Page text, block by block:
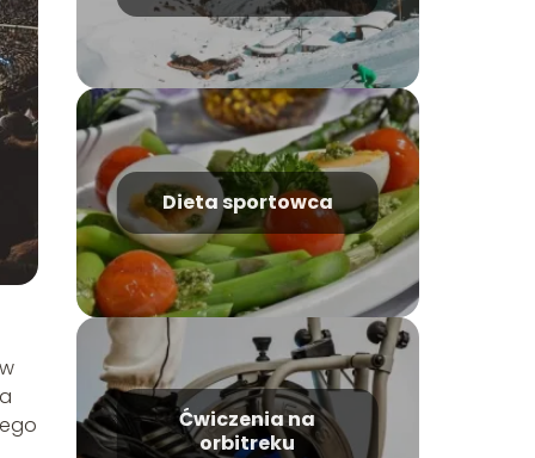
Dieta sportowca
Ćwiczenia na
orbitreku